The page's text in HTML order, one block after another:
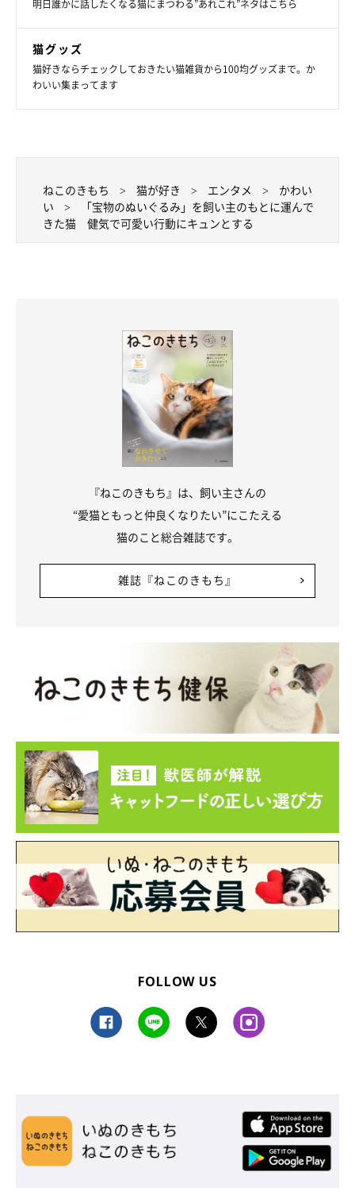
明日誰かに話したくなる猫にまつわる”あれこれ”ネタはこちら
猫グッズ
猫好きならチェックしておきたい猫雑貨から100均グッズまで。か
わいい集まってます
ねこのきもち 猫が好き エンタメ
かわい
い
「宝物のぬいぐるみ」を飼い主のもとに運んで
きた猫 健気で可愛い行動にキュンとする
『ねこのきもち』は、飼い主さんの
“愛猫ともっと仲良くなりたい”にこたえる
猫のこと総合雑誌です。
雑誌『ねこのきもち』
FOLLOW US